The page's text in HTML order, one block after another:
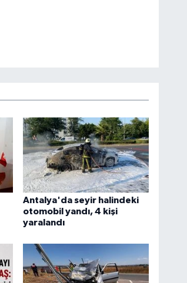
Antalya'da seyir halindeki
otomobil yandı, 4 kişi
yaralandı